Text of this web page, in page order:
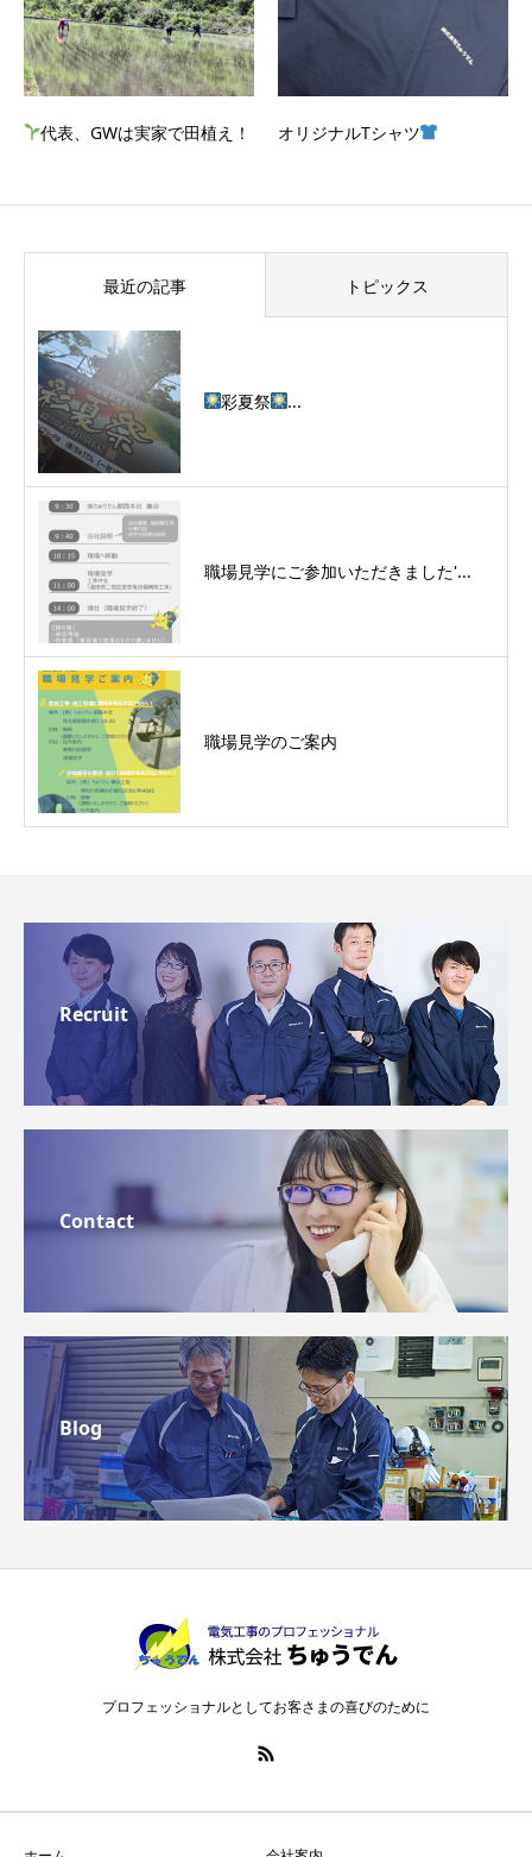
代表、GWは実家で田植え！ オリジナルTシャツ
最近の記事 トピックス
彩夏祭 ...
職場見学にご参加いただきました'...
職場見学のご案内
Recruit
Contact
Blog
プロフェッショナルとしてお客さまの喜びのために